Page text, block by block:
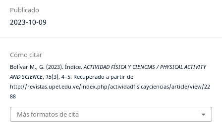
Publicado
2023-10-09
Cómo citar
Bolívar M., G. (2023). Índice.ACTIVIDAD FÍSICA Y CIENCIAS / PHYSICAL ACTIVITY
AND SCIENCE, 15(3), 4–5. Recuperado a partir de
http://revistas.upel.edu.ve/index.php/actividadfisicayciencias/article/view/22
88
Más formatos de cita